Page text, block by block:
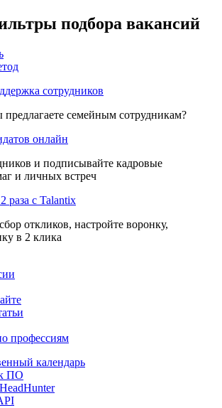
подбора вакансий
сотрудников
семейным сотрудникам?
онлайн
и подписывайте кадровые
и личных встреч
раза с Talantix
откликов, настройте воронку,
в 2 клика
профессиям
календарь
ПО